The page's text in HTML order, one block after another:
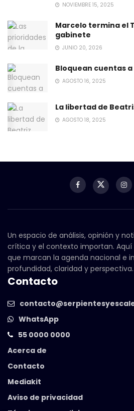
NOVIEMBRE 15, 2025
Marcelo termina el
gabinete
JUNIO 20, 2026
Bloquean cuentas
AGOSTO 16, 2025
La libertad de
AGOSTO 18, 2025
Un espacio de análisis, opinión y
crítica y el contexto importan.
que marcan la agenda nacional e
profundidad, claridad y perspectiva.
Contacto
WhatsApp
55 0000 0000
Acerca de
Contacto
Mediakit
Aviso de privacidad